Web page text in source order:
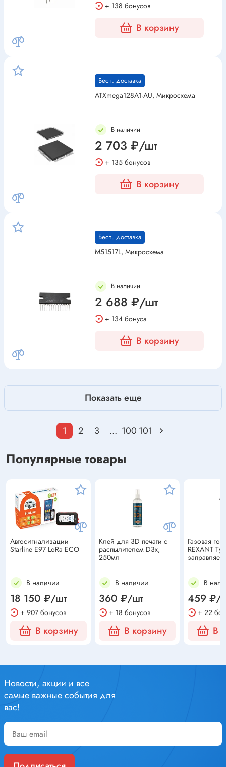
+ 138 бонусов
В корзину
Бесп. доставка
ATXmega128A1-AU, Микросхема
В наличии
2 703 ₽/шт
+ 135 бонусов
В корзину
Бесп. доставка
M51517L, Микросхема
В наличии
2 688 ₽/шт
+ 134 бонуса
В корзину
Показать еще
1 2 3 ... 100 101
Популярные товары
Автосигнализации
Starline E97 LoRa ECO
В наличии
18 150 ₽/шт
+ 907 бонусов
В корзину
Клей для 3D печати с
распылителем D3x,
250мл
В наличии
360 ₽/шт
+ 18 бонусов
В корзину
Газовая
REXANT
В
459 ₽/
+ 22
В
Новости, акции и все
самые важные события для
вас!